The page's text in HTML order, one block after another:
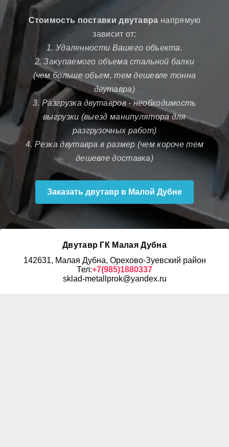
Стоимость поставки двутавра напрямую
зависит от:
1. Удаленности Вашего объекта.
2. Закупаемого объема стальной балки
(чем больше объем, тем дешевле тонна
двутавра)
3. Разгрузка двутавров - необходимость
выгрузки (выезд манипулятора для
разгрузочных работ)
4. Резка двутавра в размер (чем короче тем
дешевле доставка)
Заказать двутавр в Малой Дубне
Двутавр ГК Малая Дубна
142631, Малая Дубна, Орехово-Зуевский район
Тел:+7(985)1880337
sklad-metallprok@yandex.ru